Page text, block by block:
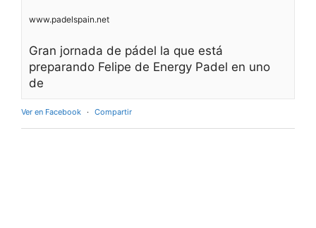
www.padelspain.net
Gran jornada de pádel la que está
preparando Felipe de Energy Padel en uno
de
Ver en Facebook · Compartir